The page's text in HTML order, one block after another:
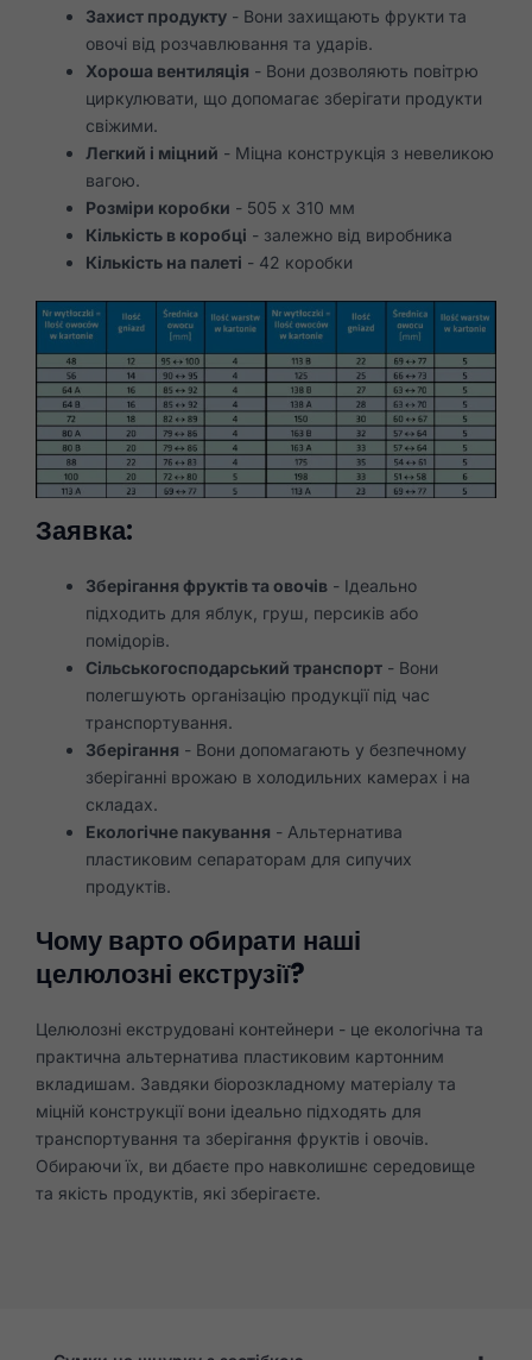
Захист продукту - Вони захищають фрукти та
овочі від розчавлювання та ударів.
Хороша вентиляція - Вони дозволяють повітрю
циркулювати, що допомагає зберігати продукти
свіжими.
Легкий і міцний - Міцна конструкція з невеликою
вагою.
Розміри коробки - 505 x 310 мм
Кількість в коробці - залежно від виробника
Кількість на палеті - 42 коробки
Заявка:
Зберігання фруктів та овочів - Ідеально
підходить для яблук, груш, персиків або
помідорів.
Сільськогосподарський транспорт - Вони
полегшують організацію продукції під час
транспортування.
Зберігання - Вони допомагають у безпечному
зберіганні врожаю в холодильних камерах і на
складах.
Екологічне пакування - Альтернатива
пластиковим сепараторам для сипучих
продуктів.
Чому варто обирати наші
целюлозні екструзії?
Целюлозні екструдовані контейнери - це екологічна та
практична альтернатива пластиковим картонним
вкладишам. Завдяки біорозкладному матеріалу та
міцній конструкції вони ідеально підходять для
транспортування та зберігання фруктів і овочів.
Обираючи їх, ви дбаєте про навколишнє середовище
та якість продуктів, які зберігаєте.